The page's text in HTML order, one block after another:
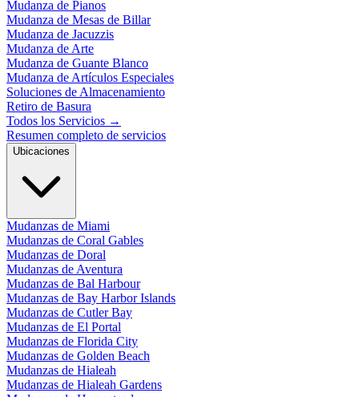
Mudanza de Pianos
Mudanza de Mesas de Billar
Mudanza de Jacuzzis
Mudanza de Arte
Mudanza de Guante Blanco
Mudanza de Artículos Especiales
Soluciones de Almacenamiento
Retiro de Basura
Todos los Servicios →
Resumen completo de servicios
Ubicaciones
Mudanzas de Miami
Mudanzas de Coral Gables
Mudanzas de Doral
Mudanzas de Aventura
Mudanzas de Bal Harbour
Mudanzas de Bay Harbor Islands
Mudanzas de Cutler Bay
Mudanzas de El Portal
Mudanzas de Florida City
Mudanzas de Golden Beach
Mudanzas de Hialeah
Mudanzas de Hialeah Gardens